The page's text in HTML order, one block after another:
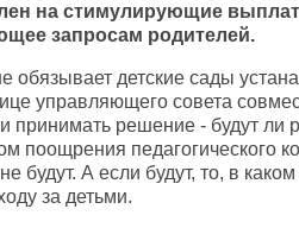
на стимулирующие
запросам родителей.
обязывает детские сады
управляющего совета
принимать решение - будут ли
поощрения педагогического
будут. А если будут, то, в
за детьми.